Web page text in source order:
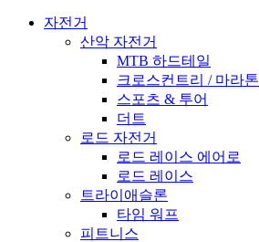
자전거
산악 자전거
MTB 하드테일
크로스컨트리 / 마라톤
스포츠 & 투어
더트
로드 자전거
로드 레이스 에어로
로드 레이스
트라이애슬론
타임 워프
피트니스